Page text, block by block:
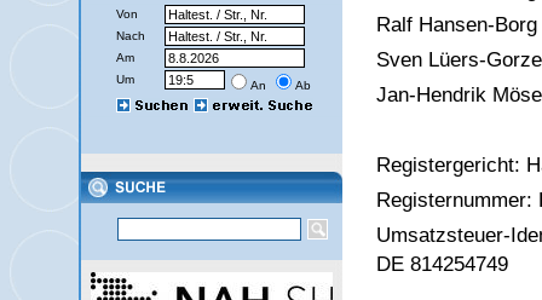
Von
Nach
Am
Um
An Ab
Ralf Hansen-Borg
Sven Lüers-
Jan-Hendrik
Registergericht:
Registernummer:
Umsatzsteuer-
DE 814254749